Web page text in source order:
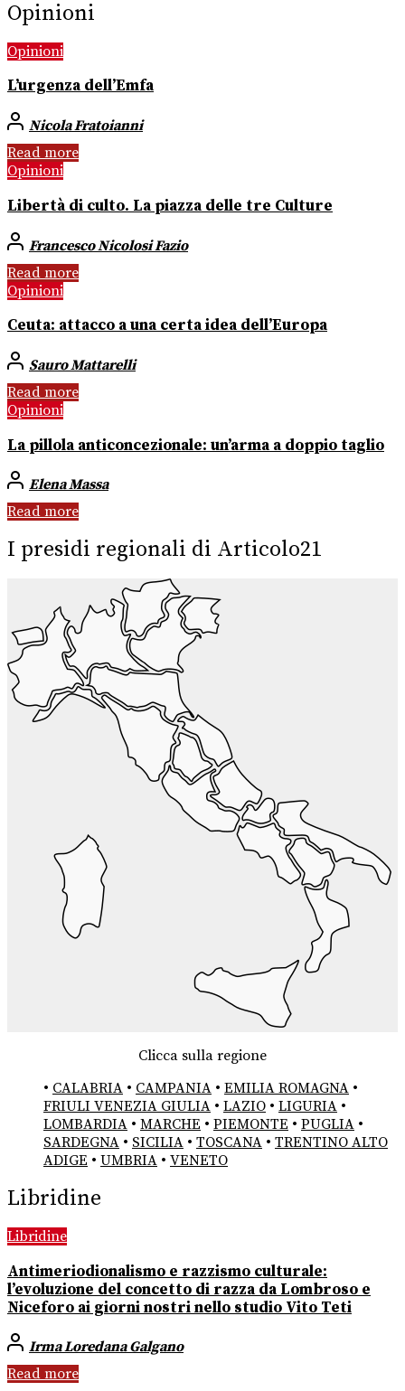
Opinioni
Opinioni
L’urgenza dell’Emfa
Nicola Fratoianni
Read more
Opinioni
Libertà di culto. La piazza delle tre Culture
Francesco Nicolosi Fazio
Read more
Opinioni
Ceuta: attacco a una certa idea dell’Europa
Sauro Mattarelli
Read more
Opinioni
La pillola anticoncezionale: un’arma a doppio taglio
Elena Massa
Read more
I presidi regionali di Articolo21
Clicca sulla regione
• CALABRIA • CAMPANIA • EMILIA ROMAGNA •
FRIULI VENEZIA GIULIA • LAZIO • LIGURIA •
LOMBARDIA • MARCHE • PIEMONTE • PUGLIA •
SARDEGNA • SICILIA • TOSCANA • TRENTINO ALTO
ADIGE • UMBRIA • VENETO
Libridine
Libridine
Antimeriodionalismo e razzismo culturale:
l’evoluzione del concetto di razza da Lombroso e
Niceforo ai giorni nostri nello studio Vito Teti
Irma Loredana Galgano
Read more